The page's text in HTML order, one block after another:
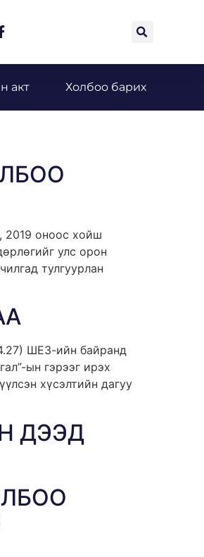
акт Холбоо барих
2019 оноос хойш
улс орон
тулгуурлан
ШЕЗ-ийн байранд
ын гэрээг ирэх
хүсэлтийн дагуу
ДЭЭД